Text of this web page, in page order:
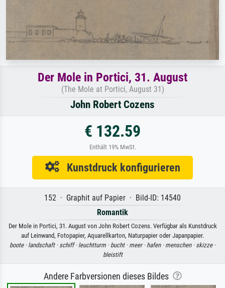
Der Mole in Portici, 31. August
(The Mole at Portici, August 31)
John Robert Cozens
€ 132.59
Enthält 19% MwSt.
Kunstdruck konfigurieren
152 · Graphit auf Papier · Bild-ID: 14540
Romantik
Der Mole in Portici, 31. August von John Robert Cozens. Verfügbar als Kunstdruck
auf Leinwand, Fotopapier, Aquarellkarton, Naturpapier oder Japanpapier.
boote · landschaft · schiff · leuchtturm · bucht · meer · hafen · menschen · skizze ·
bleistift
Andere Farbversionen dieses Bildes